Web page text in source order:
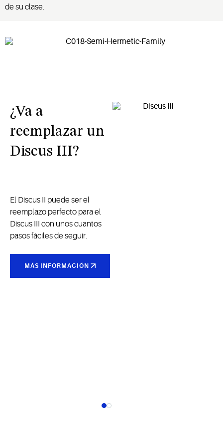
de su clase.
¿Va a
reemplazar un
Discus III?
El Discus II puede ser el
reemplazo perfecto para el
Discus III con unos cuantos
pasos fáciles de seguir.
MÁS INFORMACIÓN